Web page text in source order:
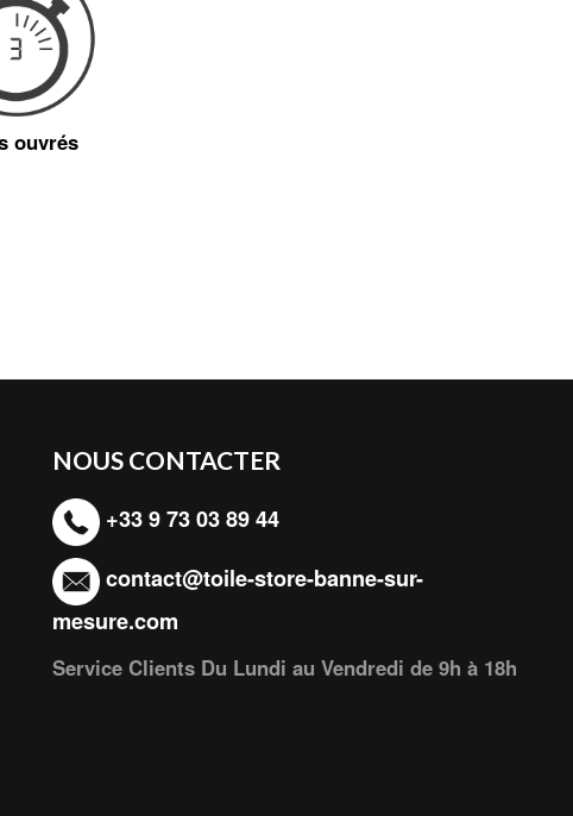
ouvrés
NOUS CONTACTER
+33 9 73 03 89 44
contact@toile-store-banne-sur-
mesure.com
Service Clients Du Lundi au Vendredi de 9h à 18h